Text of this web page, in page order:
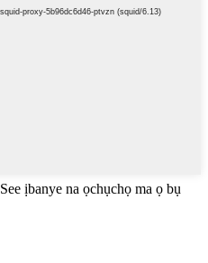
See ịbanye na ọchụchọ ma ọ bụ